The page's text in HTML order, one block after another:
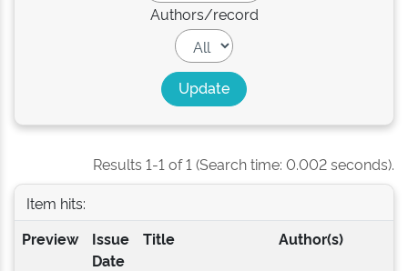
Authors/record
Results 1-1 of 1 (Search time: 0.002 seconds).
Item hits:
Preview
Issue
Date
Title Author(s)